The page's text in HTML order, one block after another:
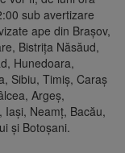
sub avertizare
ape din Braşov,
Bistriţa Năsăud,
Hunedoara,
Sibiu, Timiş, Caraş
Argeş,
Iaşi, Neamţ, Bacău,
și Botoşani.